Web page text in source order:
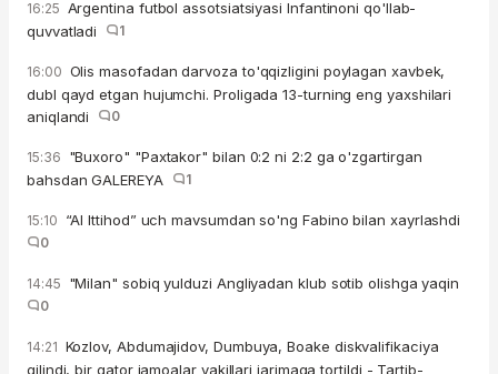
16:25 Argentina futbol assotsiatsiyasi Infantinoni qo'llab-
quvvatladi
1
16:00 Olis masofadan darvoza to'qqizligini poylagan xavbek,
dubl qayd etgan hujumchi. Proligada 13-turning eng yaxshilari
aniqlandi
0
15:36 "Buxoro" "Paxtakor" bilan 0:2 ni 2:2 ga o'zgartirgan
bahsdan GALEREYA
1
15:10 “Al Ittihod” uch mavsumdan so'ng Fabino bilan xayrlashdi
0
14:45 "Milan" sobiq yulduzi Angliyadan klub sotib olishga yaqin
0
14:21 Kozlov, Abdumajidov, Dumbuya, Boake diskvalifikaciya
qilindi, bir qator jamoalar vakillari jarimaga tortildi - Tartib-